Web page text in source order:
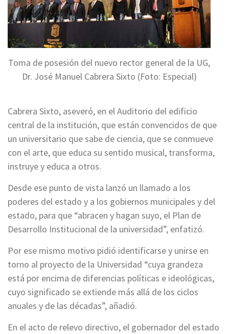
Toma de posesión del nuevo rector general de la UG,
Dr. José Manuel Cabrera Sixto (Foto: Especial)
Cabrera Sixto, aseveró, en el Auditorio del edificio
central de la institución, que están convencidos de que
un universitario que sabe de ciencia, que se conmueve
con el arte, que educa su sentido musical, transforma,
instruye y educa a otros.
Desde ese punto de vista lanzó un llamado a los
poderes del estado y a los gobiernos municipales y del
estado, para que “abracen y hagan suyo, el Plan de
Desarrollo Institucional de la universidad”, enfatizó.
Por ese mismo motivo pidió identificarse y unirse en
torno al proyecto de la Universidad “cuya grandeza
está por encima de diferencias políticas e ideológicas,
cuyo significado se extiende más allá de los ciclos
anuales y de las décadas”, añadió.
En el acto de relevo directivo, el gobernador del estado